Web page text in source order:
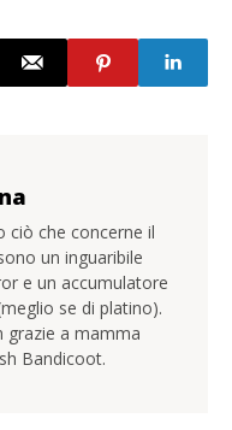
ciò che concerne il
un inguaribile
e un accumulatore
se di platino).
grazie a mamma
Bandicoot.